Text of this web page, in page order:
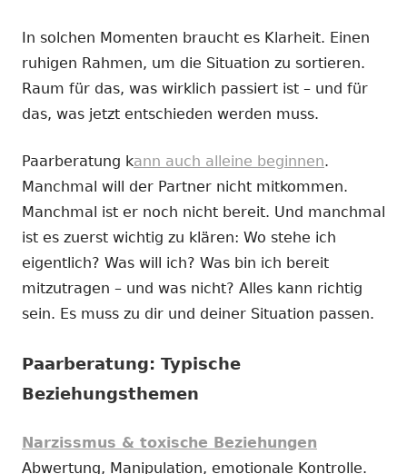
In solchen Momenten braucht es Klarheit. Einen
ruhigen Rahmen, um die Situation zu sortieren.
Raum für das, was wirklich passiert ist – und für
das, was jetzt entschieden werden muss.
Paarberatung kann auch alleine beginnen.
Manchmal will der Partner nicht mitkommen.
Manchmal ist er noch nicht bereit. Und manchmal
ist es zuerst wichtig zu klären: Wo stehe ich
eigentlich? Was will ich? Was bin ich bereit
mitzutragen – und was nicht? Alles kann richtig
sein. Es muss zu dir und deiner Situation passen.
Paarberatung: Typische
Beziehungsthemen
Narzissmus & toxische Beziehungen
Abwertung, Manipulation, emotionale Kontrolle.